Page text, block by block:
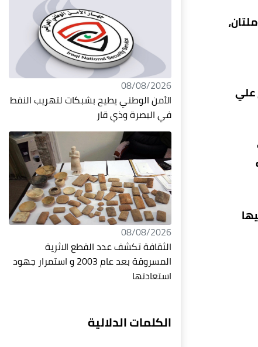
علي
08/08/2026
الأمن الوطني يطيح بشبكات لتهريب النفط
في البصرة وذي قار
08/08/2026
الثقافة تكشف عدد القطع الاثرية
المسروقة بعد عام 2003 و استمرار جهود
استعادتها
الكلمات الدلالية